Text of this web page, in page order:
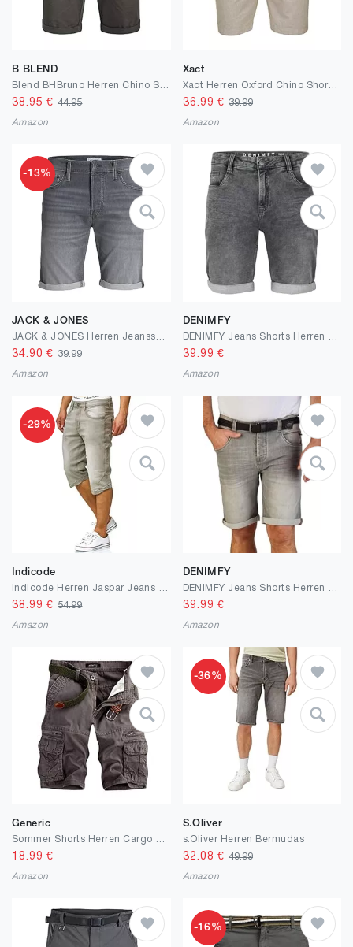
B BLEND
38.95 €44.95
Amazon
Xact
Xact Herren Oxford Chino Shorts mit Gürtel
36.99 € 39.99
Amazon
-13%
JACK & JONES
34.90 €39.99
Amazon
DENIMFY
39.99 €
Amazon
-29%
Indicode
38.99 €54.99
Amazon
DENIMFY
39.99 €
Amazon
Generic
18.99 €
Amazon
-36%
S.Oliver
s.Oliver Herren Bermudas
32.08 € 49.99
Amazon
-16%